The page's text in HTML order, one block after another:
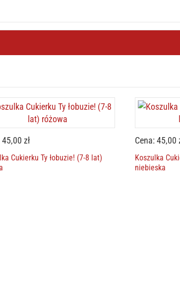
zł
Cukierku Ty łobuzie! (7-8 lat)
Cena: 45,00
Koszulka
niebieska